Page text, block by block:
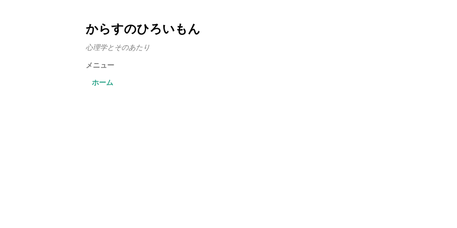
からすのひろいもん
心理学とそのあたり
メニュー
ホーム